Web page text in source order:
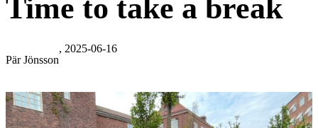
Time to take a break
Pär Jönsson
, 2025-06-16